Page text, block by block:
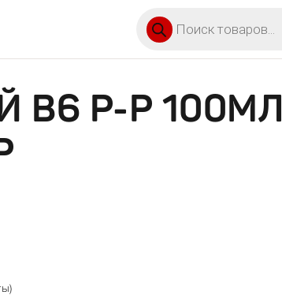
В6 Р-Р 100МЛ